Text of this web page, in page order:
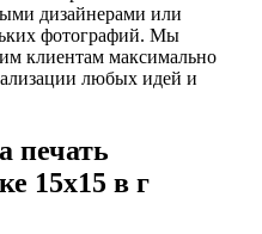
дизайнерами или
фотографий. Мы
клиентам максимально
любых идей и
печать
15х15 в г